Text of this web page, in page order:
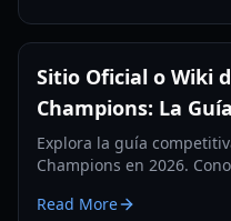
Sitio Oficial o Wiki
Champions: La
Explora la guía
Champions en 2026.
recompensas de
Read More